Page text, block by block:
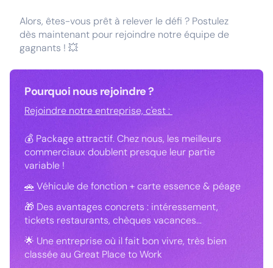
Alors, êtes-vous prêt à relever le défi ? Postulez
dès maintenant pour rejoindre notre équipe de
gagnants ! 💥
Pourquoi nous rejoindre ?
Rejoindre notre entreprise, c'est :
💰 Package attractif. Chez nous, les meilleurs
commerciaux doublent presque leur partie
variable !
🚗 Véhicule de fonction + carte essence & péage
🎁 Des avantages concrets : intéressement,
tickets restaurants, chèques vacances...
🌟 Une entreprise où il fait bon vivre, très bien
classée au Great Place to Work